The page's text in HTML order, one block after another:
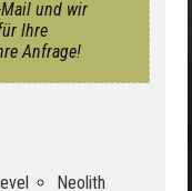
und wir
Ihre
Anfrage!
Neolith